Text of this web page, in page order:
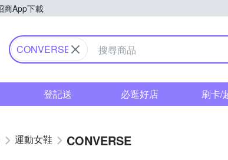
商App下載
Yahoo購物中心
CONVERSE
登記送 必逛好店 刷卡/
運動女鞋 CONVERSE